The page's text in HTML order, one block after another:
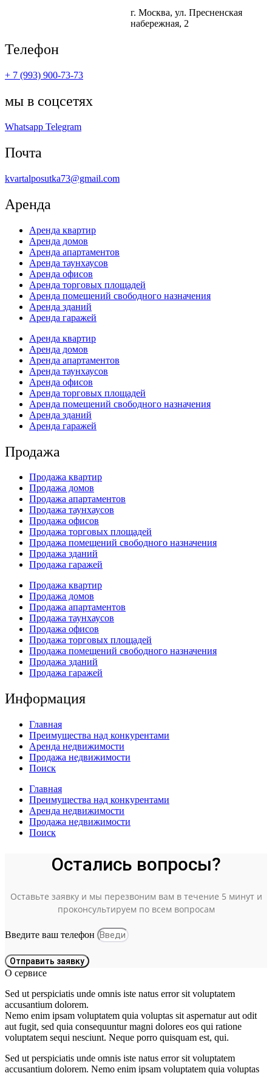
г. Москва, ул. Пресненская
набережная, 2
Телефон
+ 7 (993) 900-73-73
мы в соцсетях
Whatsapp Telegram
Почта
kvartalposutka73@gmail.com
Аренда
Аренда квартир
Аренда домов
Аренда апартаментов
Аренда таунхаусов
Аренда офисов
Аренда торговых площадей
Аренда помещений свободного назначения
Аренда зданий
Аренда гаражей
Аренда квартир
Аренда домов
Аренда апартаментов
Аренда таунхаусов
Аренда офисов
Аренда торговых площадей
Аренда помещений свободного назначения
Аренда зданий
Аренда гаражей
Продажа
Продажа квартир
Продажа домов
Продажа апартаментов
Продажа таунхаусов
Продажа офисов
Продажа торговых площадей
Продажа помещений свободного назначения
Продажа зданий
Продажа гаражей
Продажа квартир
Продажа домов
Продажа апартаментов
Продажа таунхаусов
Продажа офисов
Продажа торговых площадей
Продажа помещений свободного назначения
Продажа зданий
Продажа гаражей
Информация
Главная
Преимущества над конкурентами
Аренда недвижимости
Продажа недвижимости
Поиск
Главная
Преимущества над конкурентами
Аренда недвижимости
Продажа недвижимости
Поиск
Остались вопросы?
Оставьте заявку и мы перезвоним вам в течение 5 минут и
проконсультируем по всем вопросам
Введите ваш телефон
Отправить заявку
О сервисе
Sed ut perspiciatis unde omnis iste natus error sit voluptatem
accusantium dolorem.
Nemo enim ipsam voluptatem quia voluptas sit aspernatur aut odit
aut fugit, sed quia consequuntur magni dolores eos qui ratione
voluptatem sequi nesciunt. Neque porro quisquam est, qui.
Sed ut perspiciatis unde omnis iste natus error sit voluptatem
accusantium dolorem. Nemo enim ipsam voluptatem quia voluptas